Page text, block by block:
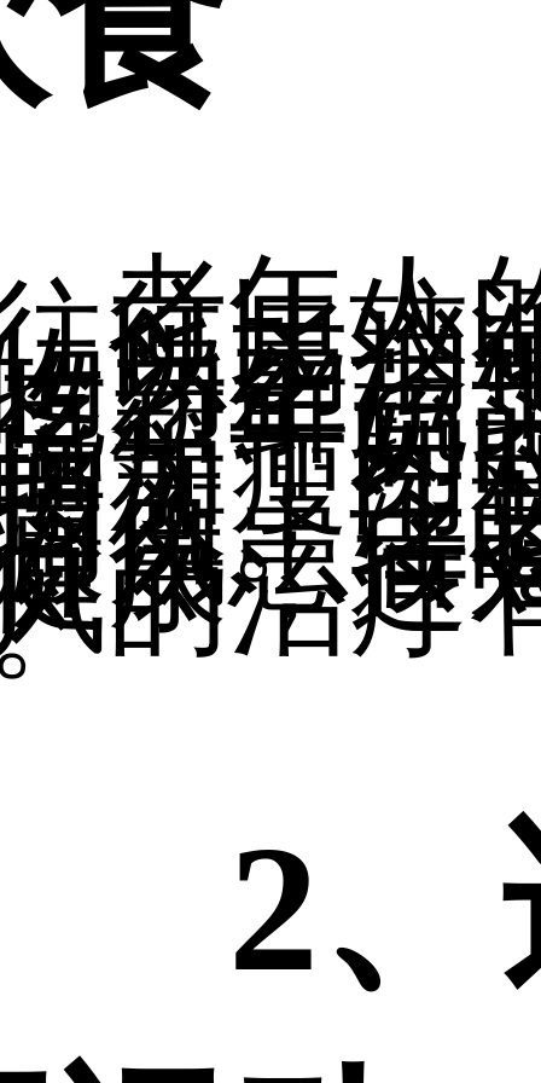
年人
往比较
以易消
为主。
新鲜蔬
、牛奶
等，同
加瘦肉
入，注
衡。让
风患者
康，这
的治疗